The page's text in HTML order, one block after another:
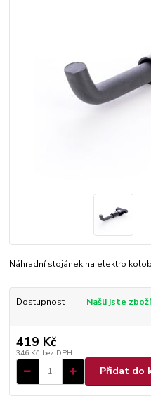
Náhradní stojánek na elektro
Dostupnost Našli jste
419 Kč
346 Kč bez DPH
Přidat do